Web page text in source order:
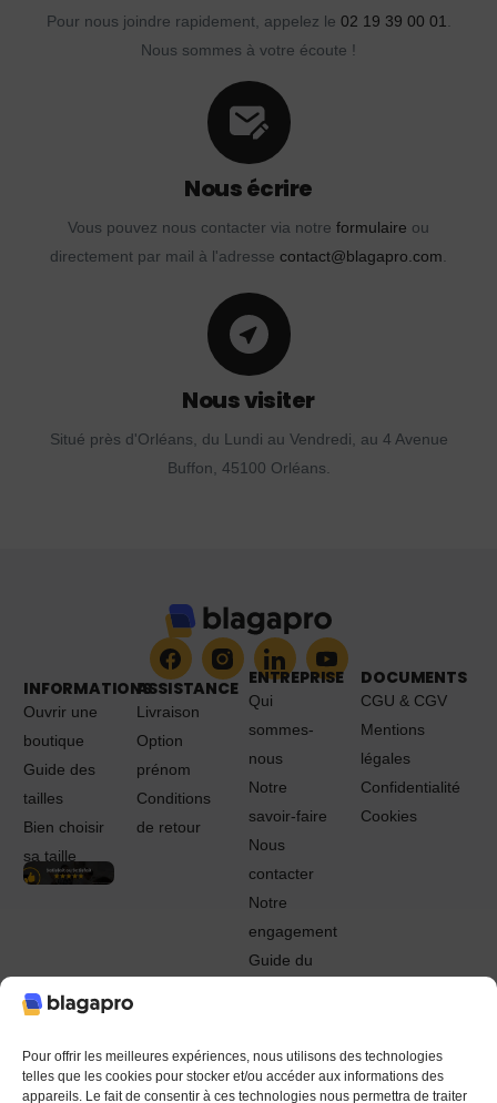
Pour offrir les meilleures expériences, nous utilisons des technologies
telles que les cookies pour stocker et/ou accéder aux informations des
appareils. Le fait de consentir à ces technologies nous permettra de traiter
Pour nous joindre rapidement, appelez le 02 19 39 00 01.
Nous sommes à votre écoute !
Nous écrire
Vous pouvez nous contacter via notre formulaire ou
directement par mail à l'adresse contact@blagapro.com.
Nous visiter
Situé près d'Orléans, du Lundi au Vendredi, au 4 Avenue
Buffon, 45100 Orléans.
INFORMATIONS
Ouvrir une
boutique
Guide des
tailles
Bien choisir
sa taille
ASSISTANCE
Livraison
Option
prénom
Conditions
de retour
ENTREPRISE
Qui
sommes-
nous
Notre
savoir-faire
Nous
contacter
Notre
engagement
Guide du
DOCUMENTS
CGU & CGV
Mentions
légales
Confidentialité
Cookies
© 2022 - 2024 Blagapro. Tous droits réservés. Textiles
personnalisés à Orléans